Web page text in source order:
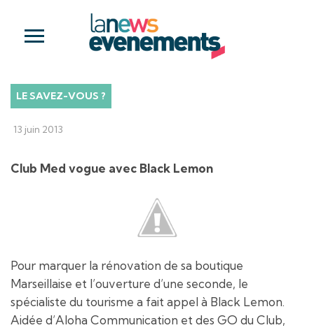
LE SAVEZ-VOUS ?
13 juin 2013
Club Med vogue avec Black Lemon
Pour marquer la rénovation de sa boutique
Marseillaise et l’ouverture d’une seconde, le
spécialiste du tourisme a fait appel à Black Lemon.
Aidée d’Aloha Communication et des GO du Club,